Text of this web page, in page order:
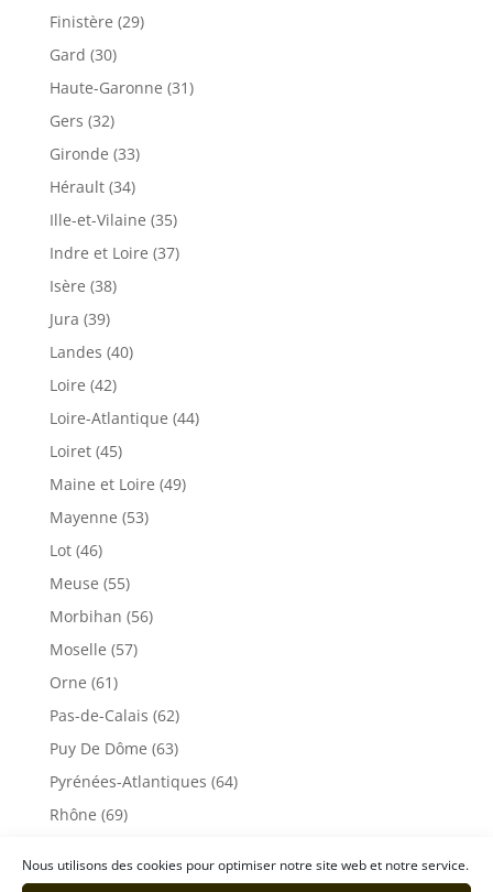
Nous utilisons des cookies pour optimiser notre site web et notre service.
Finistère (29)
Gard (30)
Haute-Garonne (31)
Gers (32)
Gironde (33)
Hérault (34)
Ille-et-Vilaine (35)
Indre et Loire (37)
Isère (38)
Jura (39)
Landes (40)
Loire (42)
Loire-Atlantique (44)
Loiret (45)
Maine et Loire (49)
Mayenne (53)
Lot (46)
Meuse (55)
Morbihan (56)
Moselle (57)
Orne (61)
Pas-de-Calais (62)
Puy De Dôme (63)
Pyrénées-Atlantiques (64)
Rhône (69)
Savoie (73)